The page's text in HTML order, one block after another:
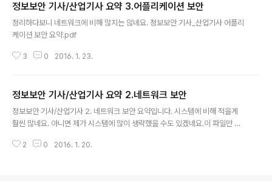
정보보안 기사/산업기사 요약 3.어플리케이션 보안
정리하다보니 네트워크에 비해 많지는 않네요. 정보보안 기사_산업기사 어플리
케이션 보안 요약.pdf
3 0 2016. 1. 23.
정보보안 기사/산업기사 요약 2.네트워크 보안
정보보안 기사/산업기사 2. 네트워크 보안 요약입니다. 시스템에 비해 적을게
훨씬 많네요. 아니면 제가 시스템에 많이 생략했을 수도 있겠네요.이 파일만 보
는 것도 많고 배워야 할 것도 많다는 걸 느끼네요. 가독성에 대해서는 신경 많이
2 0 2016. 1. 20.